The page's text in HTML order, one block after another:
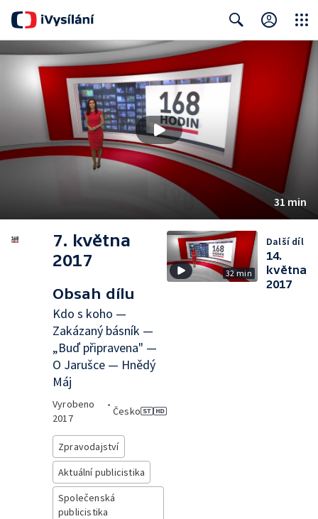
Search Close
31 min
7. května
2017
Obsah dílu
Kdo s koho —
Zakázaný básník —
„Buď připravena" —
O Jarušce — Hnědý
Máj
Vyrobeno
2017
•
Česko
Zpravodajství
Aktuální publicistika
Společenská
publicistika
32 min
Další díl
14.
května
2017